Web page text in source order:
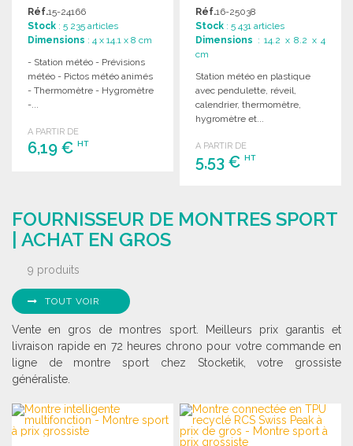
Réf.15-24166
Stock : 5 235 articles
Dimensions : 4 x 14.1 x 8 cm
- Station météo - Prévisions
météo - Pictos météo animés
- Thermomètre - Hygromètre
-...
A PARTIR DE
6,19 € HT
Réf.16-25038
Stock : 5 431 articles
Dimensions : 14.2 x 8.2 x 4
cm
Station météo en plastique
avec pendulette, réveil,
calendrier, thermomètre,
hygromètre et...
A PARTIR DE
5,53 €HT
Demander un devis
FOURNISSEUR DE MONTRES SPORT
| ACHAT EN GROS
9 produits
TOUT VOIR
Vente en gros de montres sport. Meilleurs prix garantis et
livraison rapide en 72 heures chrono pour votre commande en
ligne de montre sport chez Stocketik, votre grossiste
généraliste.